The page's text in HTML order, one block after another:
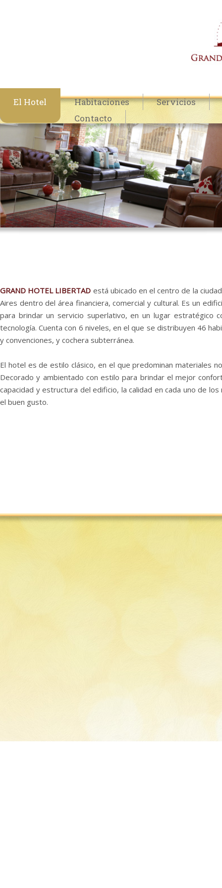
El Hotel Habitaciones
Servicios
Contacto
GRAND HOTEL LIBERTAD está ubicado en el centro de la
Aires dentro del área financiera, comercial y cultural. Es un
para brindar un servicio superlativo, en un lugar estratégico
tecnología. Cuenta con 6 niveles, en el que se distribuyen 46
y convenciones, y cochera subterránea.
El hotel es de estilo clásico, en el que predominan materiales
Decorado y ambientado con estilo para brindar el mejor
capacidad y estructura del edificio, la calidad en cada uno de
el buen gusto.